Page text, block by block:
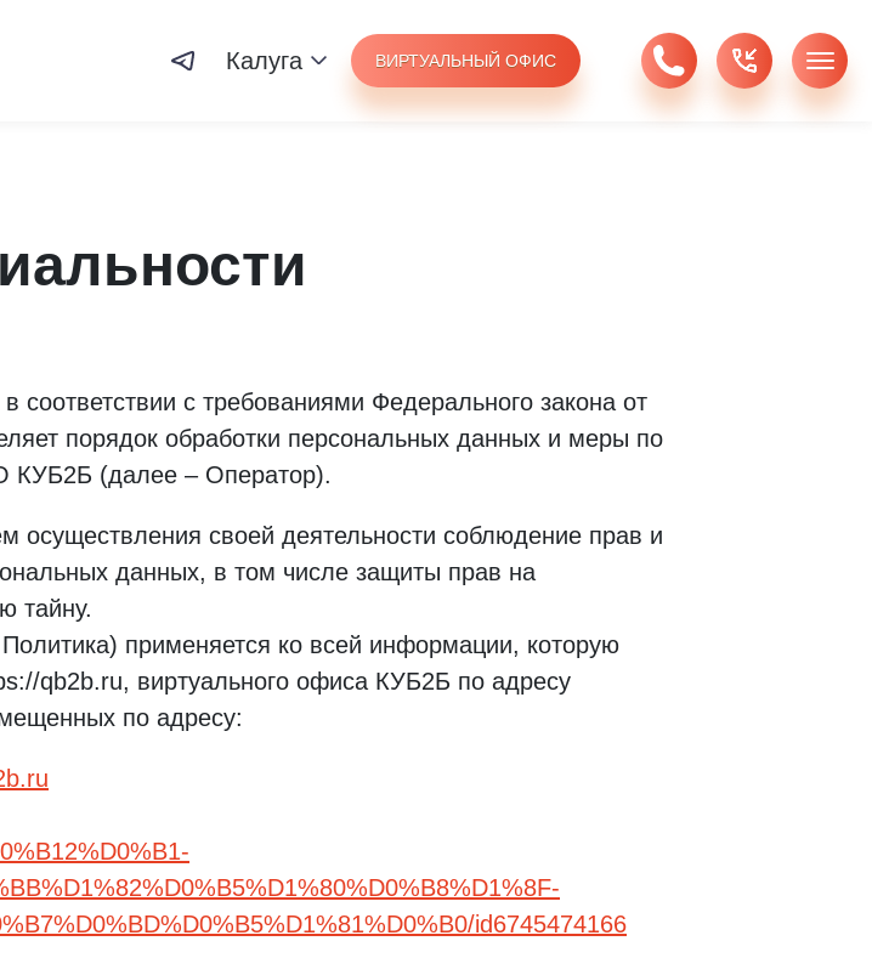
Калуга ВИРТУАЛЬНЫЙ ОФИС
с требованиями Федерального закона от
порядок обработки персональных данных и меры по
КУБ2Б (далее – Оператор).
осуществления своей деятельности соблюдение прав и
данных, в том числе защиты прав на
тайну.
применяется ко всей информации, которую
qb2b.ru, виртуального офиса КУБ2Б по адресу
по адресу:
id6745474166